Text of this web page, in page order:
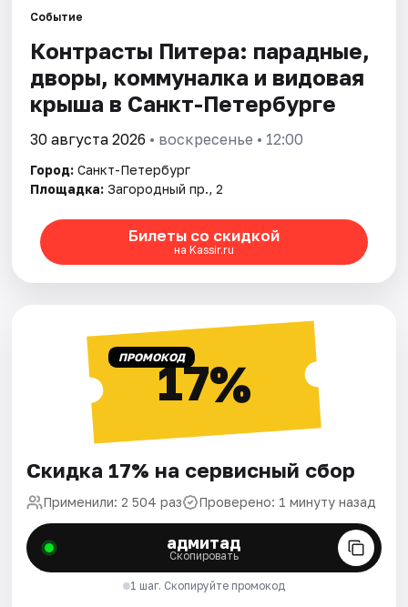
Города
Площадки
Артисты
Рейтинги
Событие
Контрасты Питера: парадные,
дворы, коммуналка и видовая
крыша в Санкт-Петербурге
30 августа 2026 • воскресенье • 12:00
Город: Санкт-Петербург
Площадка: Загородный пр., 2
Билеты со скидкой
на Kassir.ru
ПРОМОКОД17%
Скидка 17% на сервисный сбор
Применили: 2 504 раз Проверено: 1 минуту назад
адмитад
Скопировать
1 шаг. Скопируйте промокод